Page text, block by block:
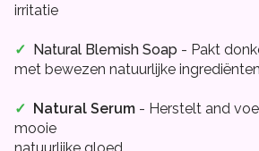
irritatie
✓ Natural Blemish Soap - Pakt
met bewezen natuurlijke ingrediënten
✓ Natural Serum - Herstelt and
mooie